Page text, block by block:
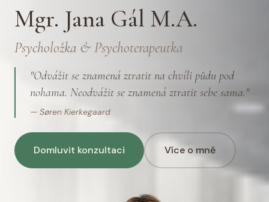
Mgr. Jana Gál M.A.
Psycholožka & Psychoterapeutka
"Odvážit se znamená ztratit na chvíli půdu pod
nohama. Neodvážit se znamená ztratit sebe sama."
— Søren Kierkegaard
Domluvit konzultaci Více o mně